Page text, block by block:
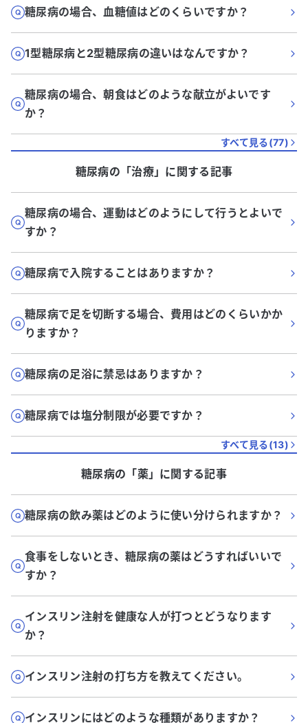
糖尿病の場合、血糖値はどのくらいですか？
1型糖尿病と2型糖尿病の違いはなんですか？
糖尿病の場合、朝食はどのような献立がよいです
か？
すべて見る(77)
糖尿病の「治療」に関する記事
糖尿病の場合、運動はどのようにして行うとよいで
すか？
糖尿病で入院することはありますか？
糖尿病で足を切断する場合、費用はどのくらいかか
りますか？
糖尿病の足浴に禁忌はありますか？
糖尿病では塩分制限が必要ですか？
すべて見る(13)
糖尿病の「薬」に関する記事
糖尿病の飲み薬はどのように使い分けられますか？
食事をしないとき、糖尿病の薬はどうすればいいで
すか？
インスリン注射を健康な人が打つとどうなります
か？
インスリン注射の打ち方を教えてください。
インスリンにはどのような種類がありますか？